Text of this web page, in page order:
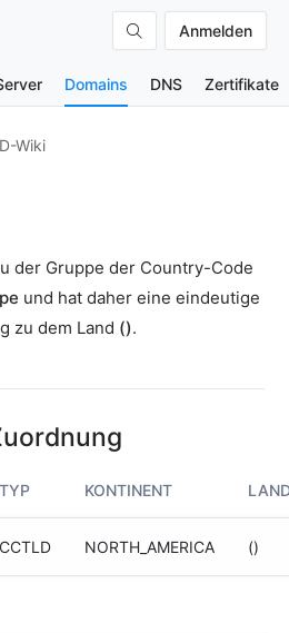
Anmelden
Domains DNS Zertifikate
Wiki
der Gruppe der Country-Code
und hat daher eine eindeutige
zu dem Land ().
TYP KONTINENT
CCTLD NORTH_AMERICA ()